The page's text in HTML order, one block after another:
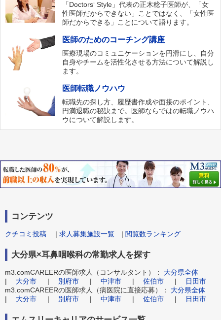
「Doctors‘ Style」代表の正木稔子医師が、「女
性医師だからできない」ことではなく、「女性医
師だからできる」ことについて語ります。
医師のためのコーチング講座
医療現場のコミュニケーションを円滑にし、自分
自身やチームを活性化させる方法について解説し
ます。
医師転職ノウハウ
転職先の探し方、履歴書作成や面接のポイント、
円満退職の秘訣まで。医師ならではの転職ノウハ
ウについて解説します。
コンテンツ
クチコミ投稿 | 求人募集施設一覧 | 閲覧数ランキング
大分県×耳鼻咽喉科の常勤求人を探す
m3.comCAREERの医師求人（コンサルタント）： 大分県全体
| 大分市 | 別府市 | 中津市 | 佐伯市 |
日田市
m3.comCAREERの医師求人（病医院に直接応募）： 大分県全体
| 大分市 | 別府市 | 中津市 | 佐伯市 | 日田市